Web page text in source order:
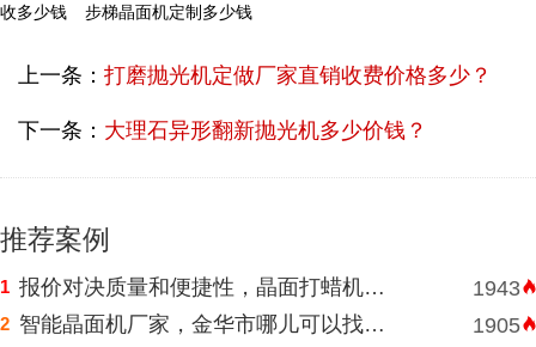
收多少钱
步梯晶面机定制多少钱
上一条： 打磨抛光机定做厂家直销收费价格多少？
下一条： 大理石异形翻新抛光机多少价钱？
推荐案例
1 报价对决质量和便捷性，晶面打蜡机河南挑选需明智判断 1943
2 智能晶面机厂家，金华市哪儿可以找到价格表合理水磨石晶面机？ 1905